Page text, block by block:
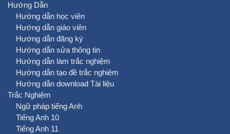
Hướng Dẫn
Hướng dẫn học viên
Hướng dẫn giáo viên
Hướng dẫn đăng ký
Hướng dẫn sửa thông tin
Hướng dẫn làm trắc nghiệm
Hướng dẫn tạo đề trắc nghiệm
Hướng dẫn download Tài liệu
Trắc Nghiệm
Ngữ pháp tiếng Anh
Tiếng Anh 10
Tiếng Anh 11